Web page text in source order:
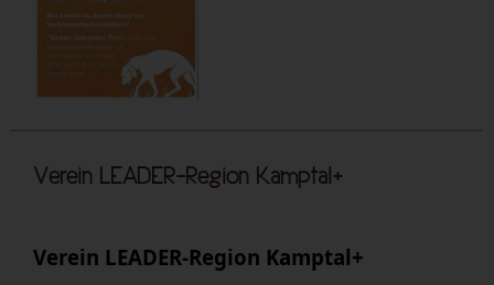
Verein LEADER-Region Kamptal+
Verein LEADER-Region Kamptal+